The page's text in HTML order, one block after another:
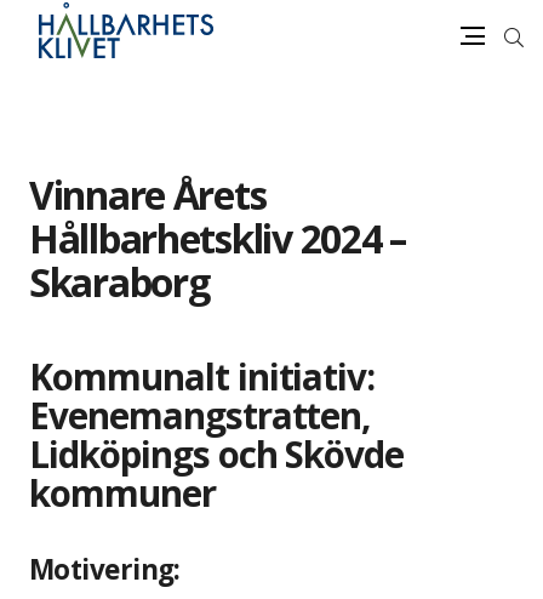
innehåll
Sök
Vinnare Årets
Hållbarhetskliv 2024 –
Skaraborg
Kommunalt initiativ:
Evenemangstratten,
Lidköpings och Skövde
kommuner
Motivering: